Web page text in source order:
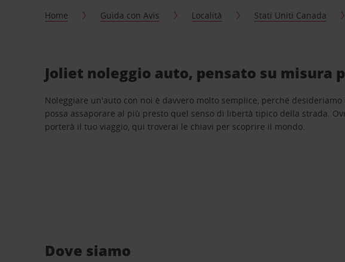
Home Guida con Avis Località Stati Uniti Canada
Joliet noleggio auto, pensato su misura
Noleggiare un'auto con noi è davvero molto semplice, perché desideriamo
possa assaporare al più presto quel senso di libertà tipico della strada.
porterà il tuo viaggio, qui troverai le chiavi per scoprire il mondo.
Dove siamo